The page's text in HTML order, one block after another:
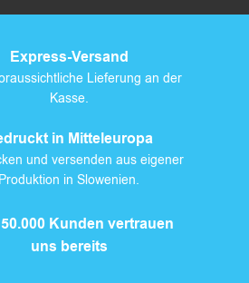
Express-Versand
Lieferung an der
Kasse.
in Mitteleuropa
und versenden aus eigener
Produktion in Slowenien.
Kunden vertrauen
uns bereits